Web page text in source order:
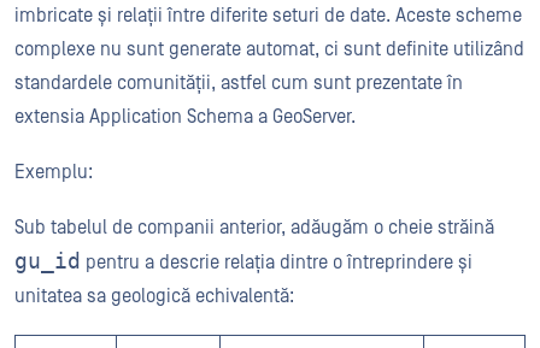
imbricate și relații între diferite seturi de date. Aceste scheme
complexe nu sunt generate automat, ci sunt definite utilizând
standardele comunității, astfel cum sunt prezentate în
extensia Application Schema a GeoServer.
Exemplu:
Sub tabelul de companii anterior, adăugăm o cheie străină
gu_id pentru a descrie relația dintre o întreprindere și
unitatea sa geologică echivalentă: